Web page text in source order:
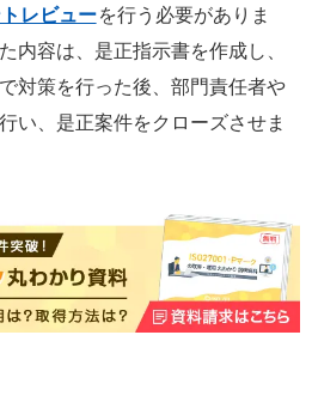
レビューを行う必要がありま
内容は、是正指示書を作成し、
対策を行った後、部門責任者や
い、是正案件をクローズさせま